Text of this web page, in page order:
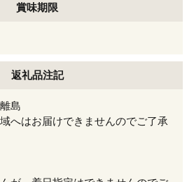
賞味期限
返礼品注記
島
へはお届けできませんのでご了承